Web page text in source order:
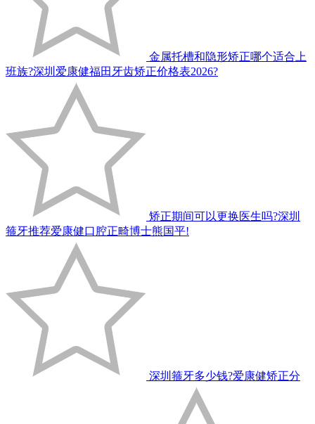
金属托槽和隐形矫正哪个适合上
班族?深圳爱康健福田牙齿矫正价格表2026?
矫正期间可以更换医生吗?深圳
箍牙推荐爱康健口腔正畸博士熊国平!
深圳箍牙多少钱?爱康健矫正分